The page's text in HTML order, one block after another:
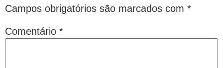
Campos obrigatórios são marcados com *
Comentário *